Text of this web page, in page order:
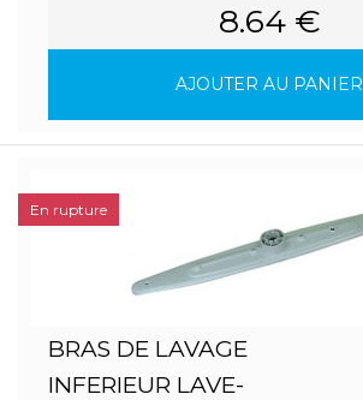
8.64 €
AJOUTER AU PANIER
BRAS DE LAVAGE
INFERIEUR LAVE-
En rupture